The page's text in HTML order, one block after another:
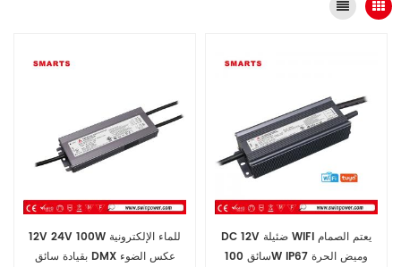
12V 24V 100W للماء الإلكترونية
بقيادة سائق DMX عكس الضوء
DC 12V ضئيلة WIFI يعتم الصمام
سائق 100W IP67 وميض الحرة